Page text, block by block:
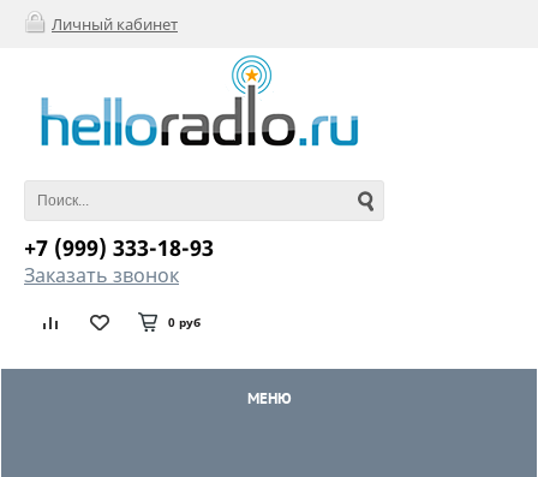
Личный кабинет
+7 (999) 333-18-93
Заказать звонок
0 руб
МЕНЮ